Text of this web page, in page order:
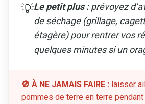
💡Le petit plus :prévoyez
de séchage (grillage,
étagère) pour rentrer vos
quelques minutes si un
🚫 À NE JAMAIS FAIRE : laisser
pommes de terre en terre